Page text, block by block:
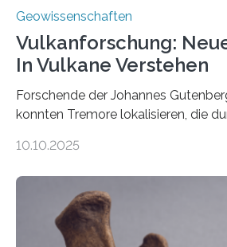
Geowissenschaften
Vulkanforschung:
In Vulkane Verstehen
Forschende der Johannes
konnten Tremore lokalisieren, die
Vulkan? Was passiert in der Erde
erzeugt durch Magma oder Gase,
Schlote einen Weg nach oben
Miriam Christina Reiss,
10.10.2025